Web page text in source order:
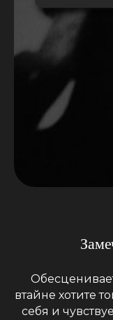
втайне хотите
себя и